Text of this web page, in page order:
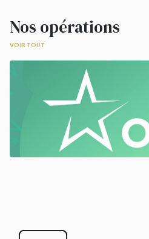
Nos opérations
VOIR TOUT